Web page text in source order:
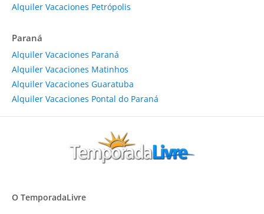
Alquiler Vacaciones Petrópolis
Paraná
Alquiler Vacaciones Paraná
Alquiler Vacaciones Matinhos
Alquiler Vacaciones Guaratuba
Alquiler Vacaciones Pontal do Paraná
O TemporadaLivre